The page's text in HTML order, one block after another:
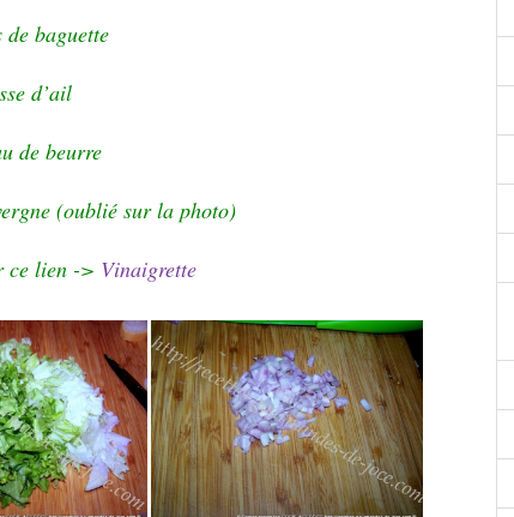
de baguette
d’ail
de beurre
(oublié sur la photo)
ce lien -> Vinaigrette